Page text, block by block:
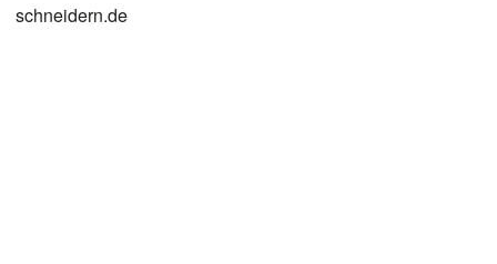
schneidern.de